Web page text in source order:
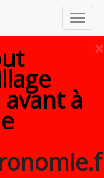
×
à